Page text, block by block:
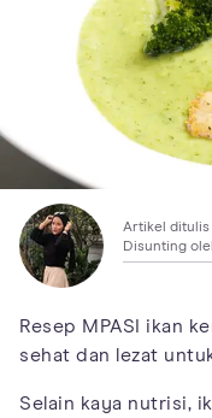
Artikel ditulis
Disunting
Resep MPASI ikan
sehat dan lezat
Selain kaya nutrisi,